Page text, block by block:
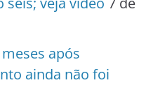
após
ainda não foi